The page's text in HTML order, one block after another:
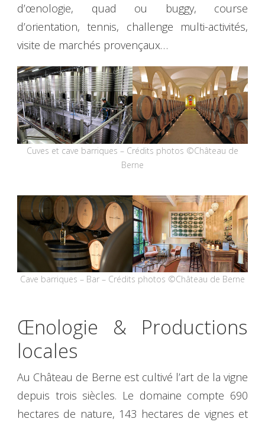
d’œnologie, quad ou buggy, course
d’orientation, tennis, challenge multi-activités,
visite de marchés provençaux…
Cuves et cave barriques – Crédits photos ©Château de
Berne
Cave barriques – Bar – Crédits photos ©Château de Berne
Œnologie & Productions
locales
Au Château de Berne est cultivé l’art de la vigne
depuis trois siècles. Le domaine compte 690
hectares de nature, 143 hectares de vignes et